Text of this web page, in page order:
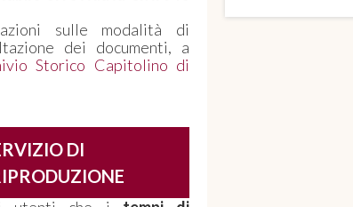
sulle modalità di
dei documenti, a
Storico Capitolino di
DI